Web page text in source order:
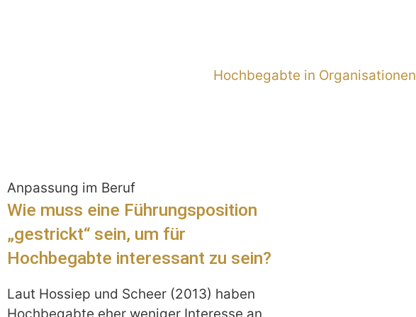
Hochbegabte in Organisationen
Anpassung im Beruf
Wie muss eine Führungsposition
„gestrickt“ sein, um für
Hochbegabte interessant zu sein?
Laut Hossiep und Scheer (2013) haben